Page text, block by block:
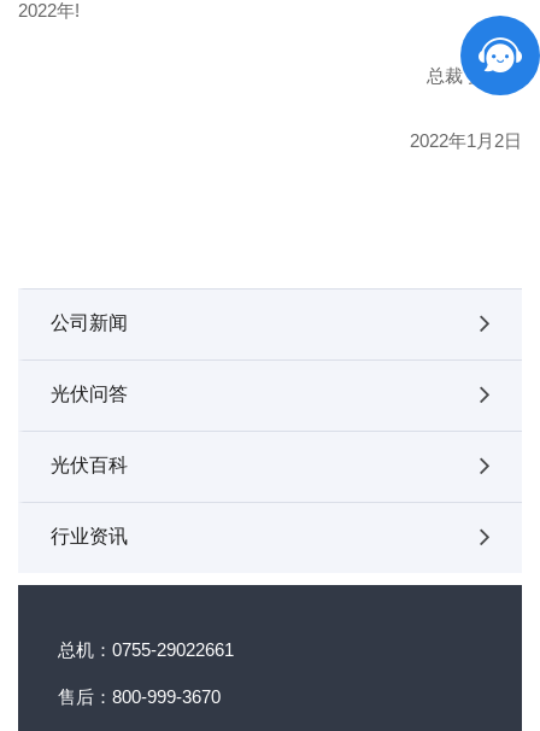
2022年!
总裁 吴长华
2022年1月2日
公司新闻
光伏问答
光伏百科
行业资讯
总机：0755-29022661
售后：800-999-3670